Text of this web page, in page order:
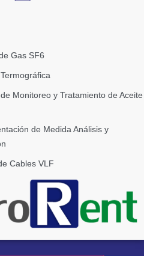
Gas SF6
Monitoreo y Tratamiento de Aceite
de Medida Análisis y
Cables VLF